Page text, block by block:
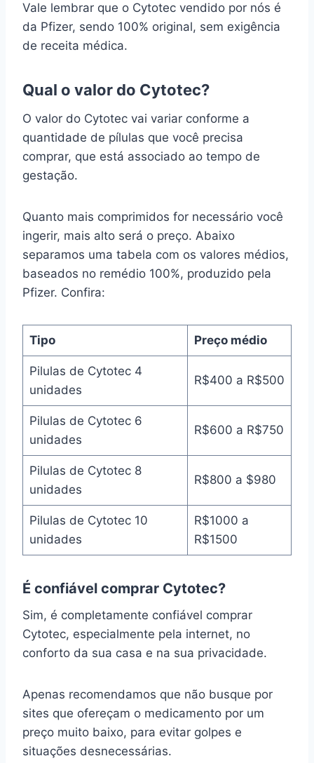
Vale lembrar que o Cytotec vendido por nós é
da Pfizer, sendo 100% original, sem exigência
de receita médica.
Qual o valor do Cytotec?
O valor do Cytotec vai variar conforme a
quantidade de pílulas que você precisa
comprar, que está associado ao tempo de
gestação.
Quanto mais comprimidos for necessário você
ingerir, mais alto será o preço. Abaixo
separamos uma tabela com os valores médios,
baseados no remédio 100%, produzido pela
Pfizer. Confira:
Tipo Preço médio
Pilulas de Cytotec 4
unidades
R$400 a R$500
Pilulas de Cytotec 6
unidades
R$600 a R$750
Pilulas de Cytotec 8
unidades
R$800 a $980
Pilulas de Cytotec 10
unidades
R$1000 a
R$1500
É confiável comprar Cytotec?
Sim, é completamente confiável comprar
Cytotec, especialmente pela internet, no
conforto da sua casa e na sua privacidade.
Apenas recomendamos que não busque por
sites que ofereçam o medicamento por um
preço muito baixo, para evitar golpes e
situações desnecessárias.